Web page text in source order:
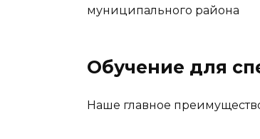
муниципального района
Обучение для
Наше главное